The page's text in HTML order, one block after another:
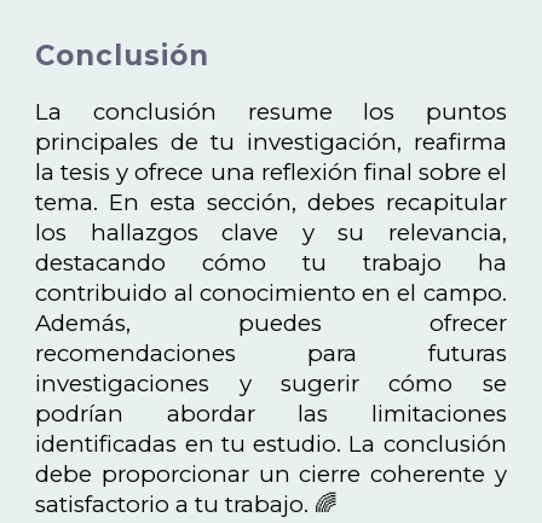
Conclusión
La conclusión resume los puntos
principales de tu investigación, reafirma
la tesis y ofrece una reflexión final sobre el
tema. En esta sección, debes recapitular
los hallazgos clave y su relevancia,
destacando cómo tu trabajo ha
contribuido al conocimiento en el campo.
Además, puedes ofrecer
recomendaciones para futuras
investigaciones y sugerir cómo se
podrían abordar las limitaciones
identificadas en tu estudio. La conclusión
debe proporcionar un cierre coherente y
satisfactorio a tu trabajo. 🌈